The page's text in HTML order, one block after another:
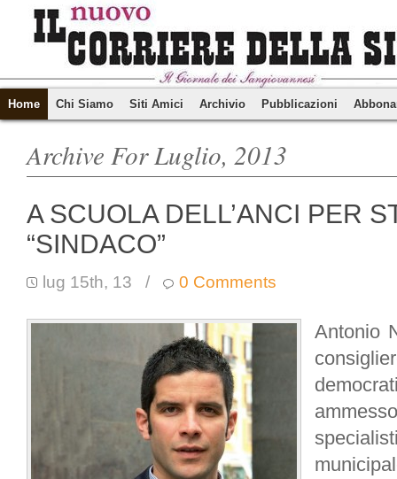
Home Chi Siamo Siti Amici Archivio Pubblicazioni
Archive For Luglio, 2013
A SCUOLA DELL’ANCI PER
“SINDACO”
lug 15th, 13 / 0 Comments
Antonio